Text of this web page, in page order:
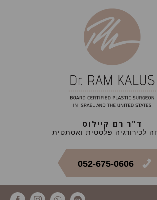
ד"ר רם קיילוס
לכירורגיה פלסטית ואסתטית
052-675-0606